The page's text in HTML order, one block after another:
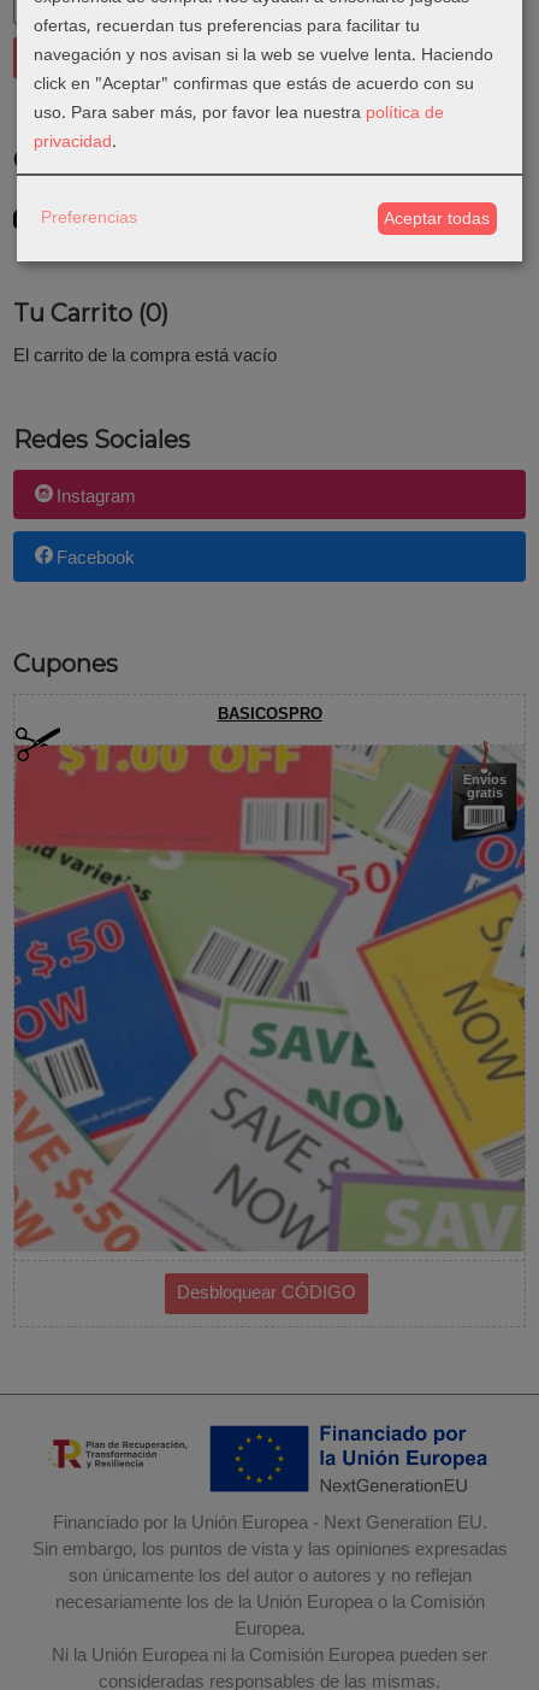
Costes de Envío
GRATIS *
Consultar Destinos
Tu Carrito (0)
El carrito de la compra está vacío
Redes Sociales
Instagram
Facebook
Cupones
BASICOSPRO
Envíos
gratis
Financiado por la Unión Europea - Next Generation EU.
Sin embargo, los puntos de vista y las opiniones expresadas
son únicamente los del autor o autores y no reflejan
necesariamente los de la Unión Europea o la Comisión
Europea.
Ni la Unión Europea ni la Comisión Europea pueden ser
consideradas responsables de las mismas.
ofertas, recuerdan tus preferencias para facilitar tu
navegación y nos avisan si la web se vuelve lenta. Haciendo
click en "Aceptar" confirmas que estás de acuerdo con su
uso. Para saber más, por favor lea nuestra política de
privacidad.
Preferencias Aceptar todas